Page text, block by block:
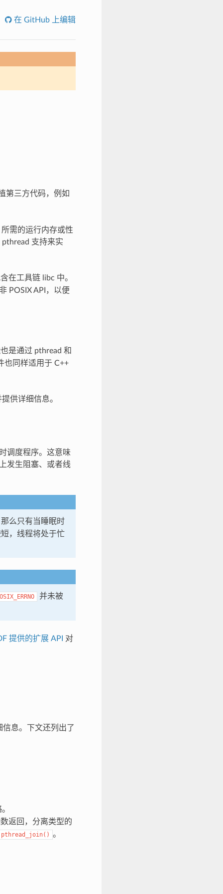
在 GitHub 上编辑
第三方代码，例如
需的运行内存或性
pthread 支持来实
在工具链 libc 中。
POSIX API，以便
是通过 pthread 和
也同样适用于 C++
提供详细信息。
调度程序。这意味
发生阻塞、或者线
那么只有当睡眠时
，线程将处于忙
并未被
提供的扩展 API
对
息。下文还列出了
返回，分离类型的
pthread_join() 。